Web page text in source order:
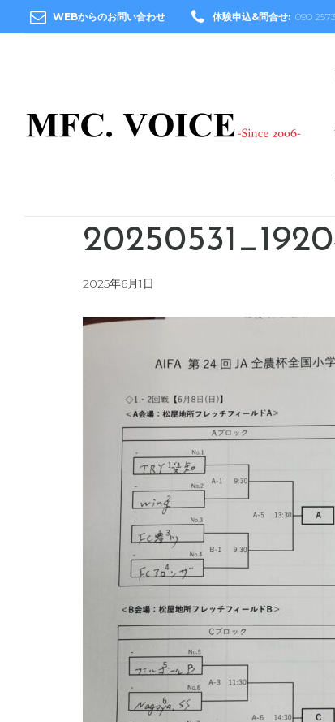
WEBからのお問い合わせ 体験申込&問合せ: 090
2025年6月1日